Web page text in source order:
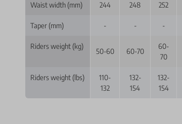
Waist width (mm) 244 248 252
Taper (mm) - - -
Riders weight (kg)
50-60 60-70
60-
70
Riders weight (lbs)
110-
132
132-
154
132-
154